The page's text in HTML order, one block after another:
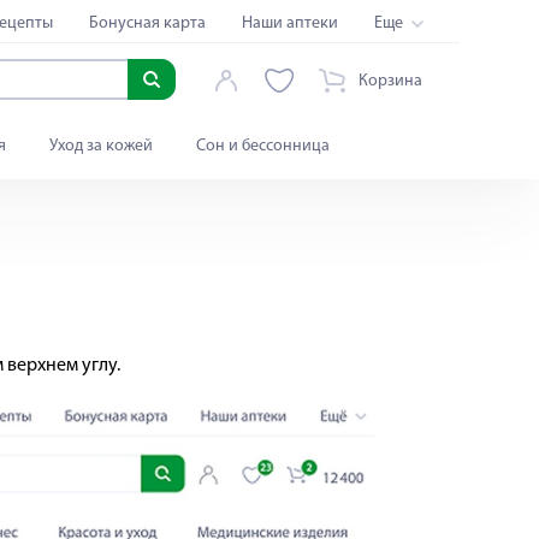
Бонусная карта Наши аптеки Еще
Корзина
Уход за кожей Сон и бессонница
углу.